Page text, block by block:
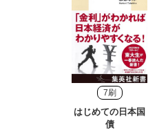
7刷
はじめての日本国
債